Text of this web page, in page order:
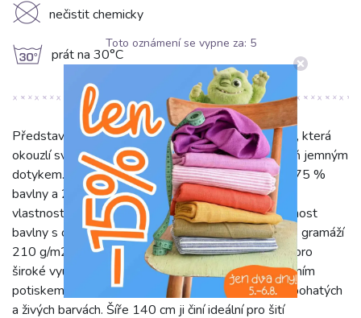
K nečistit chemicky
g prát na 30°C
Představujeme dekorační látku Linenlook Butterfly, která
okouzlí svým vzhledem připomínajícím len a zároveň jemným
dotykem. Tato látka je vyrobena z optimální směsi 75 %
bavlny a 25 % polyesteru, což jí propůjčuje ideální
vlastnosti: kombinuje přirozenou prodyšnost a jemnost
bavlny s odolností a snadnou údržbou polyesteru. S gramáží
210 g/m2 je dostatečně pevná a přitom poddajná pro
široké využití. Oživte svůj domov nádherným digitálním
potiskem, který zachycuje snové motýly a květy v bohatých
a živých barvách. Šíře 140 cm ji činí ideální pro šití
Toto oznámení se vypne za: 5